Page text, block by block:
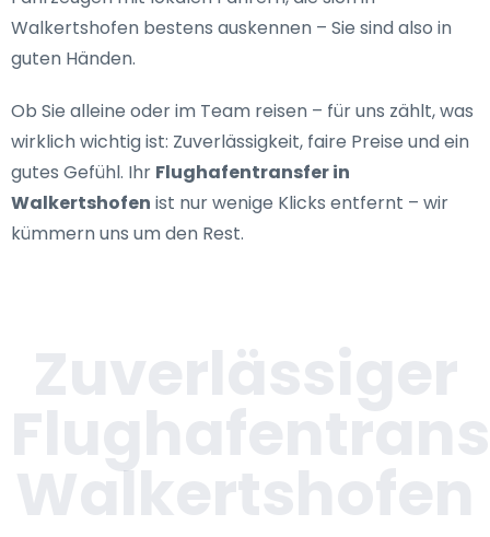
Walkertshofen bestens auskennen – Sie sind also in
guten Händen.
Ob Sie alleine oder im Team reisen – für uns zählt, was
wirklich wichtig ist: Zuverlässigkeit, faire Preise und ein
gutes Gefühl. Ihr Flughafentransfer in
Walkertshofen ist nur wenige Klicks entfernt – wir
kümmern uns um den Rest.
Walkertshofen